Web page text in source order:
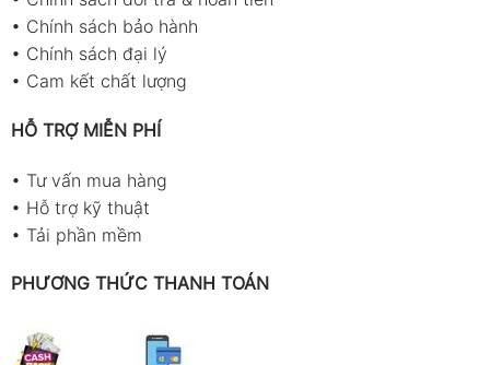
• Chính sách bảo hành
• Chính sách đại lý
• Cam kết chất lượng
HỖ TRỢ MIỄN PHÍ
• Tư vấn mua hàng
• Hỗ trợ kỹ thuật
• Tải phần mềm
PHƯƠNG THỨC THANH TOÁN